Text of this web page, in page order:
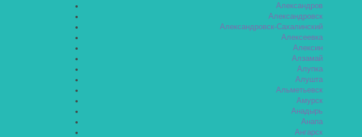
Александров
Александровск
Александровск-Сахалинский
Алексеевка
Алексин
Алзамай
Алупка
Алушта
Альметьевск
Амурск
Анадырь
Анапа
Ангарск